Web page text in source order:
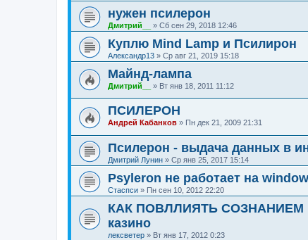
нужен псилерон
Дмитрий__ » Сб сен 29, 2018 12:46
Куплю Mind Lamp и Псилирон
Александр13 » Ср авг 21, 2019 15:18
Майнд-лампа
Дмитрий__ » Вт янв 18, 2011 11:12
ПСИЛЕРОН
Андрей Кабанков » Пн дек 21, 2009 21:31
Псилерон - выдача данных в
Дмитрий Лунин » Ср янв 25, 2017 15:14
Psyleron не работает на
Стаспси » Пн сен 10, 2012 22:20
КАК ПОВЛЛИЯТЬ
казино
лексветер » Вт янв 17, 2012 0:23